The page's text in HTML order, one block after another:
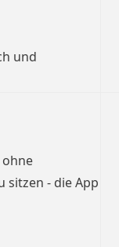
und
sitzen - die App